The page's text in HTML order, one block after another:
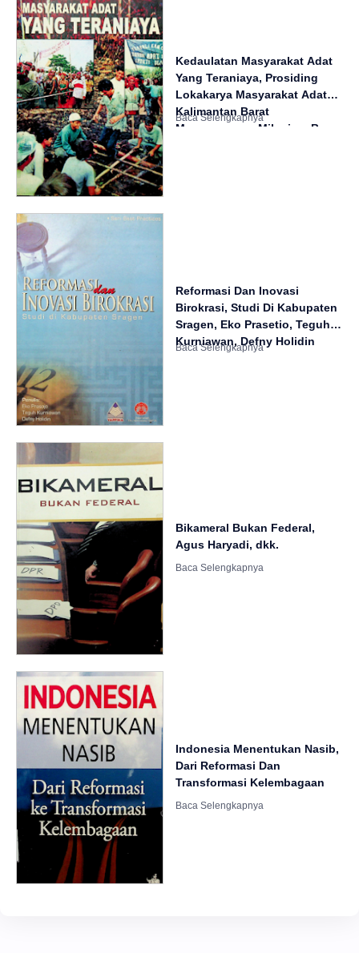
Kedaulatan Masyarakat Adat
Yang Teraniaya, Prosiding
Lokakarya Masyarakat Adat
Kalimantan Barat
Menyongsong Milenium Baru.
Reformasi Dan Inovasi
Birokrasi, Studi Di Kabupaten
Sragen, Eko Prasetio, Teguh
Kurniawan, Defny Holidin
Bikameral Bukan Federal,
Agus Haryadi, dkk.
Indonesia Menentukan Nasib,
Dari Reformasi Dan
Transformasi Kelembagaan